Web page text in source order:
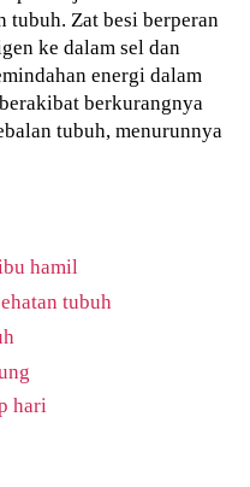
Zat besi berperan
ke dalam sel dan
energi dalam
berkurangnya
tubuh, menurunnya
hamil
tubuh
hari